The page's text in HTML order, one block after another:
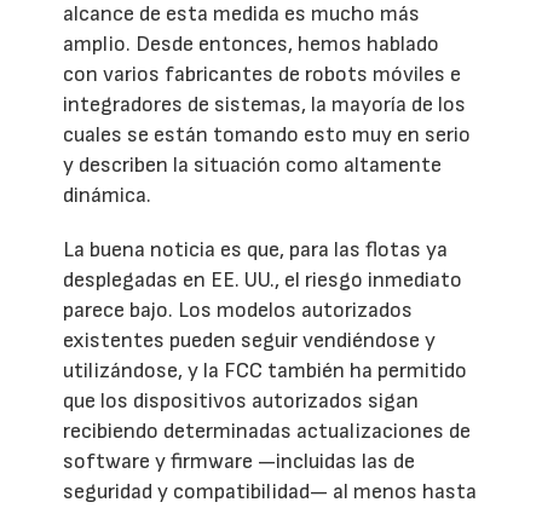
alcance de esta medida es mucho más
amplio. Desde entonces, hemos hablado
con varios fabricantes de robots móviles e
integradores de sistemas, la mayoría de los
cuales se están tomando esto muy en serio
y describen la situación como altamente
dinámica.
La buena noticia es que, para las flotas ya
desplegadas en EE. UU., el riesgo inmediato
parece bajo. Los modelos autorizados
existentes pueden seguir vendiéndose y
utilizándose, y la FCC también ha permitido
que los dispositivos autorizados sigan
recibiendo determinadas actualizaciones de
software y firmware —incluidas las de
seguridad y compatibilidad— al menos hasta